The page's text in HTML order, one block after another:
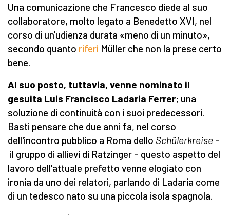
Una comunicazione che Francesco diede al suo
collaboratore, molto legato a Benedetto XVI, nel
corso di un'udienza durata «meno di un minuto»,
secondo quanto riferì Müller che non la prese certo
bene.
Al suo posto, tuttavia, venne nominato il
gesuita Luis Francisco Ladaria Ferrer; una
soluzione di continuità con i suoi predecessori.
Basti pensare che due anni fa, nel corso
dell'incontro pubblico a Roma dello Schülerkreise –
il gruppo di allievi di Ratzinger – questo aspetto del
lavoro dell'attuale prefetto venne elogiato con
ironia da uno dei relatori, parlando di Ladaria come
di un tedesco nato su una piccola isola spagnola.